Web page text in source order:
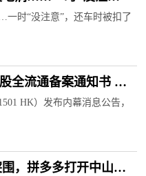
时“没注意”，还车时被扣了
全流通备案通知书 涉
点HK）发布内幕消息公告，
，拼多多打开中山灯